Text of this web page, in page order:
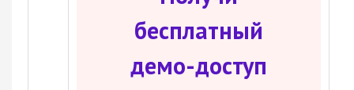
бесплатный
демо-доступ